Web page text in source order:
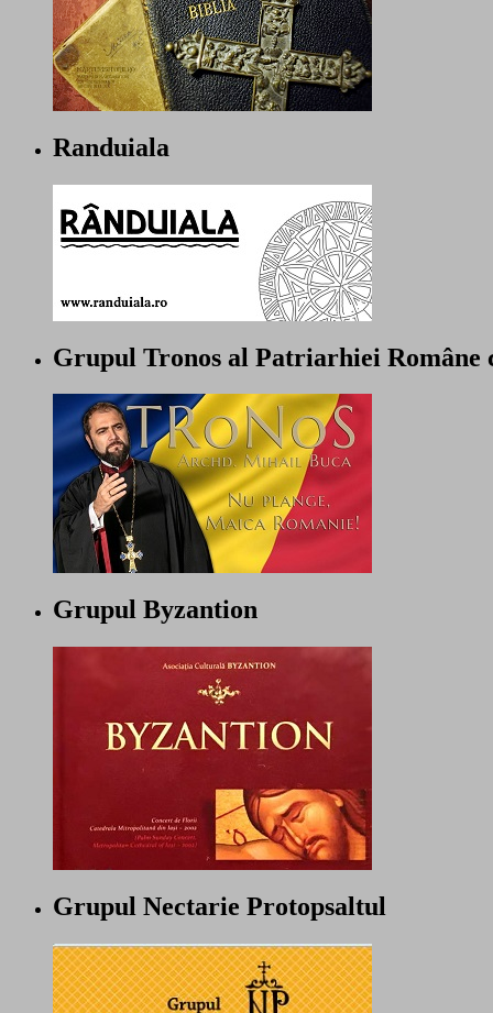
Randuiala
Grupul Tronos al Patriarhiei Române
Grupul Byzantion
Grupul Nectarie Protopsaltul